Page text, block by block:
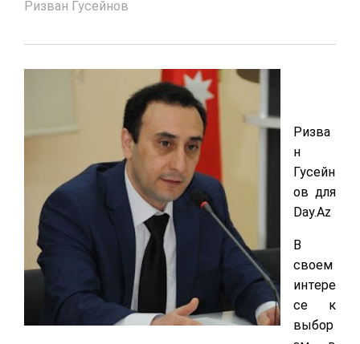
Ризван Гусейнов
Ризва
н
Гусейн
ов для
Day.Az
В
своем
интере
се к
выбор